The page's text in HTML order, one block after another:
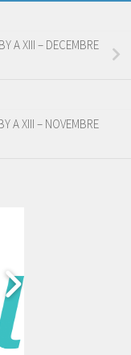
A XIII – DECEMBRE
A XIII – NOVEMBRE